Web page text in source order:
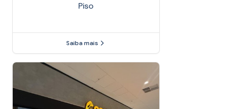
Piso
Saiba mais